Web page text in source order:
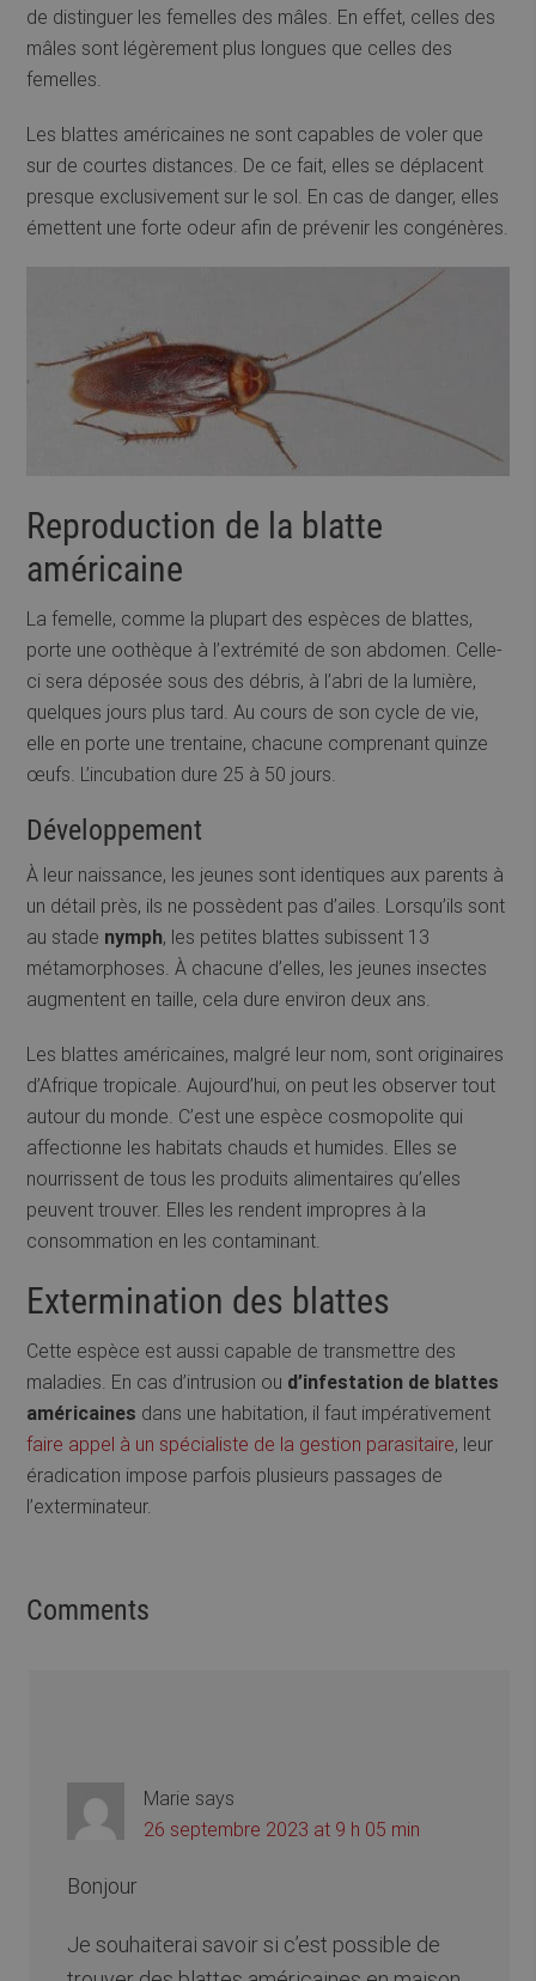
de distinguer les femelles des mâles. En effet, celles des
mâles sont légèrement plus longues que celles des
femelles.
Les blattes américaines ne sont capables de voler que
sur de courtes distances. De ce fait, elles se déplacent
presque exclusivement sur le sol. En cas de danger, elles
émettent une forte odeur afin de prévenir les congénères.
Reproduction de la blatte
américaine
La femelle, comme la plupart des espèces de blattes,
porte une oothèque à l’extrémité de son abdomen. Celle-
ci sera déposée sous des débris, à l’abri de la lumière,
quelques jours plus tard. Au cours de son cycle de vie,
elle en porte une trentaine, chacune comprenant quinze
œufs. L’incubation dure 25 à 50 jours.
Développement
À leur naissance, les jeunes sont identiques aux parents à
un détail près, ils ne possèdent pas d’ailes. Lorsqu’ils sont
au stade nymph, les petites blattes subissent 13
métamorphoses. À chacune d’elles, les jeunes insectes
augmentent en taille, cela dure environ deux ans.
Les blattes américaines, malgré leur nom, sont originaires
d’Afrique tropicale. Aujourd’hui, on peut les observer tout
autour du monde. C’est une espèce cosmopolite qui
affectionne les habitats chauds et humides. Elles se
nourrissent de tous les produits alimentaires qu’elles
peuvent trouver. Elles les rendent impropres à la
consommation en les contaminant.
Extermination des blattes
Cette espèce est aussi capable de transmettre des
maladies. En cas d’intrusion ou d’infestation de blattes
américaines dans une habitation, il faut impérativement
faire appel à un spécialiste de la gestion parasitaire, leur
éradication impose parfois plusieurs passages de
l’exterminateur.
Comments
Marie says
26 septembre 2023 at 9 h 05 min
Bonjour
Je souhaiterai savoir si c’est possible de